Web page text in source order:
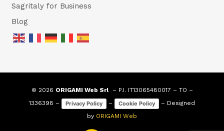
Sagritaly for Business
Blog
© 2026 ORIGAMI Web Srl– P.I. IT13065480017 – TO –
1336398 –
Privacy Policy – Cookie Policy
– Designed
by ORIGAMI Web